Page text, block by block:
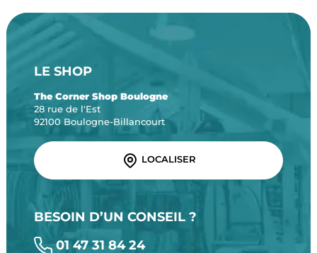
LE SHOP
The Corner Shop Boulogne
28 rue de l'Est
92100 Boulogne-Billancourt
LOCALISER
BESOIN D’UN CONSEIL ?
01 47 31 84 24